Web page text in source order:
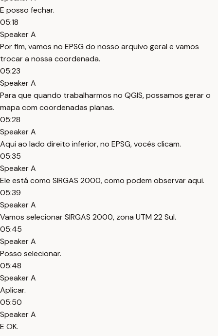
E posso fechar.
05:18
Speaker A
Por fim, vamos no EPSG do nosso arquivo geral e vamos
trocar a nossa coordenada.
05:23
Speaker A
Para que quando trabalharmos no QGIS, possamos gerar o
mapa com coordenadas planas.
05:28
Speaker A
Aqui ao lado direito inferior, no EPSG, vocês clicam.
05:35
Speaker A
Ele está como SIRGAS 2000, como podem observar aqui.
05:39
Speaker A
Vamos selecionar SIRGAS 2000, zona UTM 22 Sul.
05:45
Speaker A
Posso selecionar.
05:48
Speaker A
Aplicar.
05:50
Speaker A
E OK.